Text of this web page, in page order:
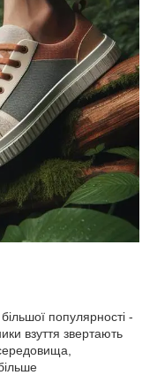
популярності -
взуття звертають